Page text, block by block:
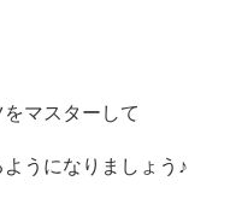
マスターして
うになりましょう♪